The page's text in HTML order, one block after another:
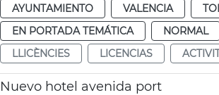
AYUNTAMIENTO VALENCIA
EN PORTADA TEMÁTICA
NORMAL
LLICÈNCIES
LICENCIAS
Nuevo hotel avenida port